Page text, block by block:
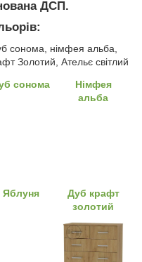
ДСП.
сонома, німфея альба,
Золотий, Ательє світлий
сонома
Німфея
альба
Яблуня
Дуб крафт
золотий